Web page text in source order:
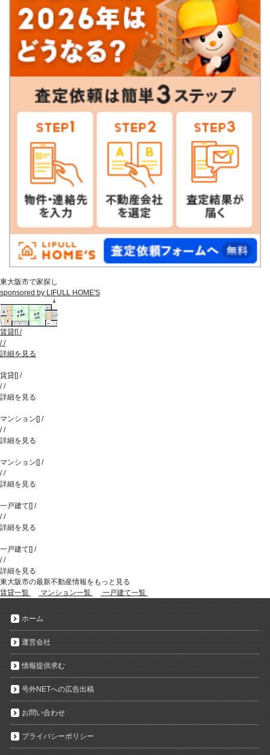
東大阪市で家探し
sponsored by LIFULL HOME'S
賃貸[] /
//
詳細を見る
賃貸[] /
//
詳細を見る
マンション[] /
//
詳細を見る
マンション[] /
//
詳細を見る
一戸建て[] /
//
詳細を見る
一戸建て[] /
//
詳細を見る
東大阪市の最新不動産情報をもっと見る
賃貸一覧
マンション一覧 一戸建て一覧
ホーム
運営会社
情報提供求む
号外NETへの広告出稿
お問い合わせ
プライバシーポリシー